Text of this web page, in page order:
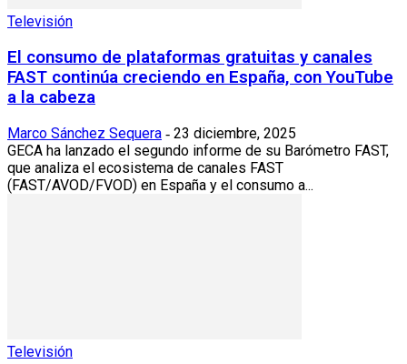
Televisión
El consumo de plataformas gratuitas y canales
FAST continúa creciendo en España, con YouTube
a la cabeza
Marco Sánchez Sequera - 23 diciembre, 2025
GECA ha lanzado el segundo informe de su Barómetro FAST,
que analiza el ecosistema de canales FAST
(FAST/AVOD/FVOD) en España y el consumo a...
Televisión